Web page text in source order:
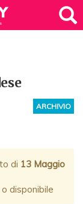
ARCHIVIO
di 13 Maggio
disponibile